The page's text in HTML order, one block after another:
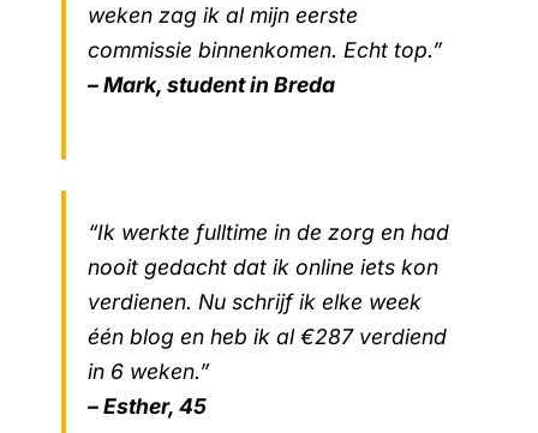
weken zag ik al mijn eerste
commissie binnenkomen. Echt top.”
– Mark, student in Breda
“Ik werkte fulltime in de zorg en had
nooit gedacht dat ik online iets kon
verdienen. Nu schrijf ik elke week
één blog en heb ik al €287 verdiend
in 6 weken.”
– Esther, 45